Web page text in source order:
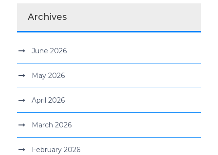
Archives
June 2026
May 2026
April 2026
March 2026
February 2026